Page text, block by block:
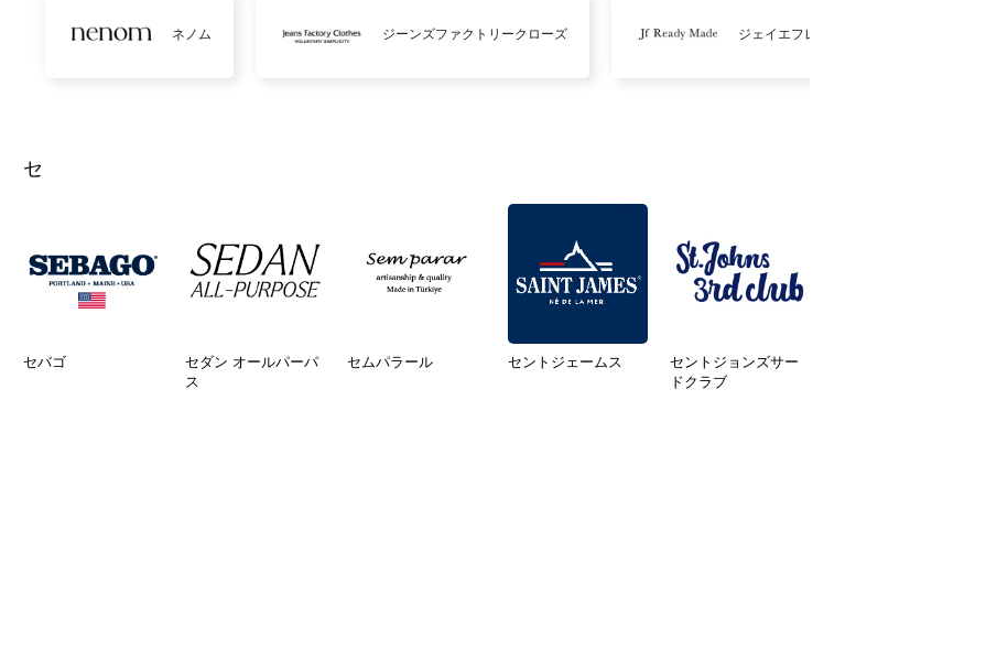
ネノム ジーンズファクトリークローズ ジェイエフレディメイド
セ
セバゴ
セダン オールパーパ
ス
セムパラール セントジェームス
セントジョンズサー
ドクラブ